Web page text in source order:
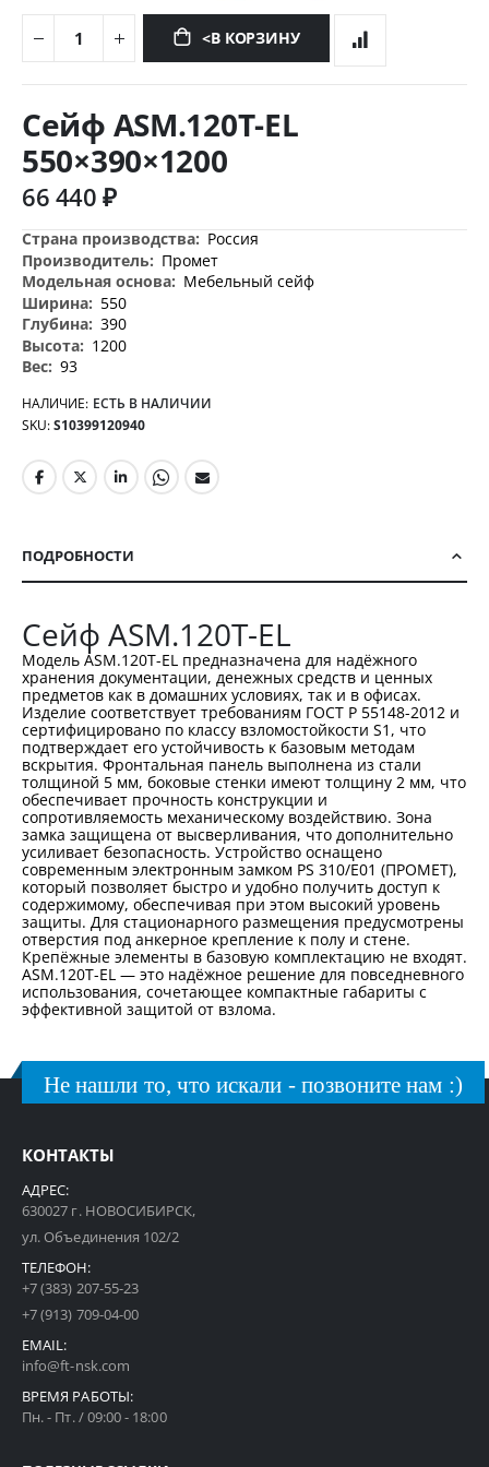
<В КОРЗИНУ
началу
изображений
Сейф ASM.120T-EL
550×390×1200
66 440 ₽
Дополнительная
информация
Россия
Промет
Мебельный сейф
550
390
1200
93
НАЛИЧИЕ: ЕСТЬ В НАЛИЧИИ
SKU S10399120940
ПОДРОБНОСТИ
Сейф ASM.120T-EL
Модель ASM.120T-EL предназначена для надёжного
хранения документации, денежных средств и ценных
предметов как в домашних условиях, так и в офисах.
Изделие соответствует требованиям ГОСТ Р 55148-2012 и
сертифицировано по классу взломостойкости S1, что
подтверждает его устойчивость к базовым методам
вскрытия. Фронтальная панель выполнена из стали
толщиной 5 мм, боковые стенки имеют толщину 2 мм, что
обеспечивает прочность конструкции и
сопротивляемость механическому воздействию. Зона
замка защищена от высверливания, что дополнительно
усиливает безопасность. Устройство оснащено
современным электронным замком PS 310/E01 (ПРОМЕТ),
который позволяет быстро и удобно получить доступ к
содержимому, обеспечивая при этом высокий уровень
защиты. Для стационарного размещения предусмотрены
отверстия под анкерное крепление к полу и стене.
Крепёжные элементы в базовую комплектацию не входят.
ASM.120T-EL — это надёжное решение для повседневного
использования, сочетающее компактные габариты с
эффективной защитой от взлома.
Не нашли то, что искали - позвоните нам :)
КОНТАКТЫ
АДРЕС:
630027 г. НОВОСИБИРСК,
ул. Объединения 102/2
ТЕЛЕФОН:
+7 (383) 207-55-23
+7 (913) 709-04-00
EMAIL:
info@ft-nsk.com
ВРЕМЯ РАБОТЫ:
Пн. - Пт. / 09:00 - 18:00